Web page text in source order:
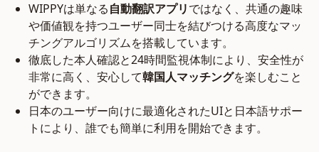
WIPPYは単なる自動翻訳アプリではなく、共通の趣味
や価値観を持つユーザー同士を結びつける高度なマッ
チングアルゴリズムを搭載しています。
徹底した本人確認と24時間監視体制により、安全性が
非常に高く、安心して韓国人マッチングを楽しむこと
ができます。
日本のユーザー向けに最適化されたUIと日本語サポー
トにより、誰でも簡単に利用を開始できます。